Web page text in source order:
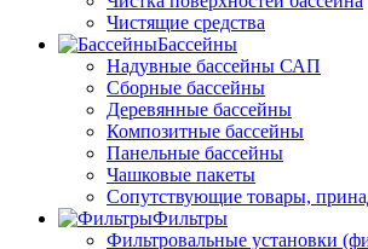
Чистящие средства
Бассейны
Надувные бассейны САП
Сборные бассейны
Деревянные бассейны
Композитные бассейны
Панельные бассейны
Чашковые пакеты
Сопутствующие товары,
Фильтры
Фильтровальные установки